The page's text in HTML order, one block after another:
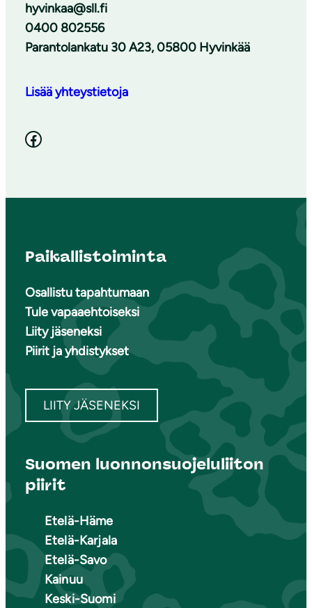
hyvinkaa@sll.fi
0400 802556
Parantolankatu 30 A23, 05800 Hyvinkää
Lisää yhteystietoja
Facebook
Paikallistoiminta
Osallistu tapahtumaan
Tule vapaaehtoiseksi
Liity jäseneksi
Piirit ja yhdistykset
LIITY JÄSENEKSI
Suomen luonnonsuojeluliiton
piirit
Etelä-Häme
Etelä-Karjala
Etelä-Savo
Kainuu
Keski-Suomi